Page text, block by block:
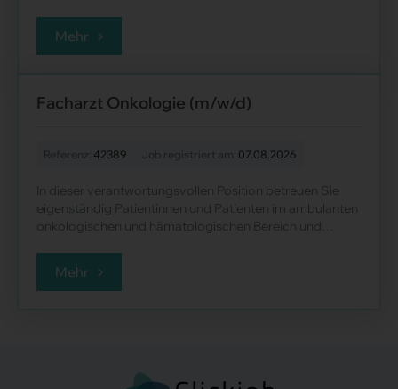
Mehr
Facharzt Onkologie (m/w/d)
42389 07.08.2026
In dieser verantwortungsvollen Position betreuen Sie
eigenständig Patientinnen und Patienten im ambulanten
onkologischen und hämatologischen Bereich und
Mehr